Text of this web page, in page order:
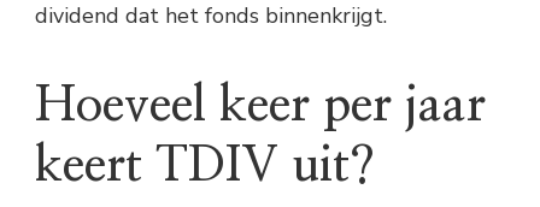
dividend dat het fonds binnenkrijgt.
Hoeveel keer per jaar
keert TDIV uit?